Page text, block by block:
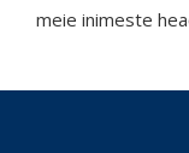
meie inimeste